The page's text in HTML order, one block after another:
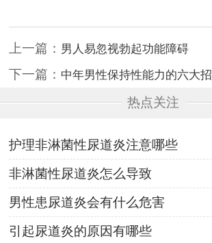
上一篇： 男人易忽视勃起功能障碍
下一篇： 中年男性保持性能力的六大招
热点关注
护理非淋菌性尿道炎注意哪些
非淋菌性尿道炎怎么导致
男性患尿道炎会有什么危害
引起尿道炎的原因有哪些